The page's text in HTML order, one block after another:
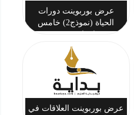
عرض بوربوينت دورات
الحياة (نموذج2) خامس
عرض بوربوينت العلاقات في